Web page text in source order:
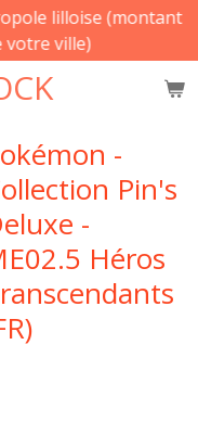
lilloise (montant
votre ville)
-
Pin's
-
Héros